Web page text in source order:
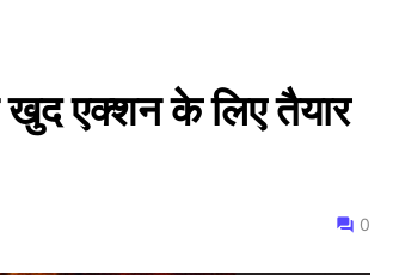
खुद एक्शन के लिए तैयार
0